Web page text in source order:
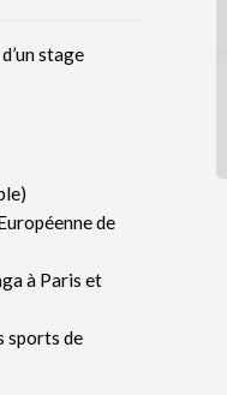
stage
de
à Paris et
sports de